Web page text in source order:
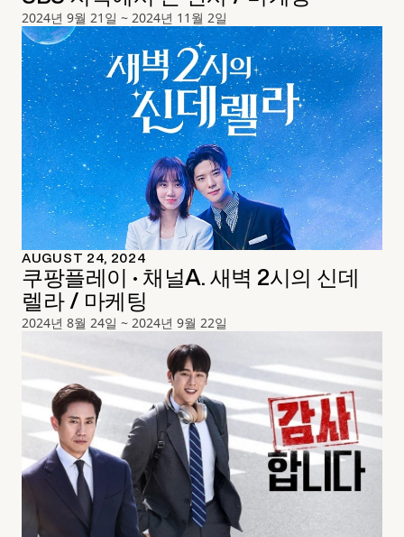
2024년 9월 21일 ~ 2024년 11월 2일
AUGUST 24, 2024
쿠팡플레이 · 채널A. 새벽 2시의 신데
렐라 / 마케팅
2024년 8월 24일 ~ 2024년 9월 22일